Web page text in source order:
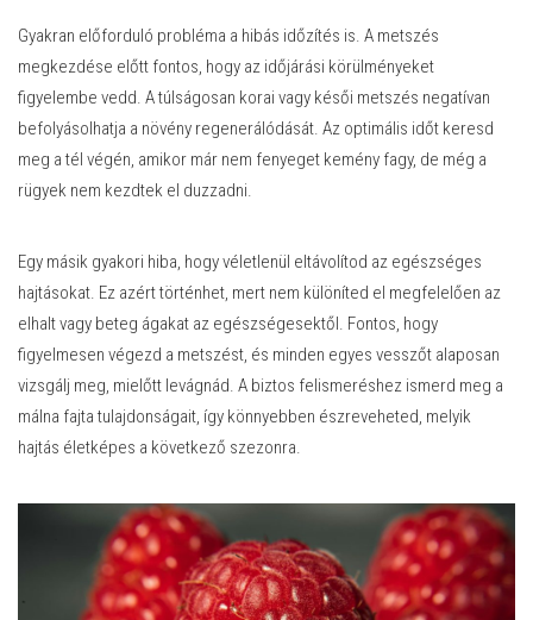
Gyakran előforduló probléma a hibás időzítés is. A metszés
megkezdése előtt fontos, hogy az időjárási körülményeket
figyelembe vedd. A túlságosan korai vagy késői metszés negatívan
befolyásolhatja a növény regenerálódását. Az optimális időt keresd
meg a tél végén, amikor már nem fenyeget kemény fagy, de még a
rügyek nem kezdtek el duzzadni.
Egy másik gyakori hiba, hogy véletlenül eltávolítod az egészséges
hajtásokat. Ez azért történhet, mert nem különíted el megfelelően az
elhalt vagy beteg ágakat az egészségesektől. Fontos, hogy
figyelmesen végezd a metszést, és minden egyes vesszőt alaposan
vizsgálj meg, mielőtt levágnád. A biztos felismeréshez ismerd meg a
málna fajta tulajdonságait, így könnyebben észreveheted, melyik
hajtás életképes a következő szezonra.